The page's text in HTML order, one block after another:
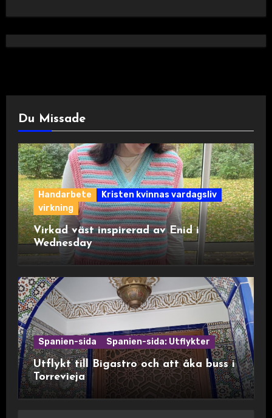
Du Missade
Handarbete
Kristen kvinnas vardagsliv
virkning
Virkad väst inspirerad av Enid i
Wednesday
Spanien-sida Spanien-sida: Utflykter
Utflykt till Bigastro och att åka buss i
Torrevieja